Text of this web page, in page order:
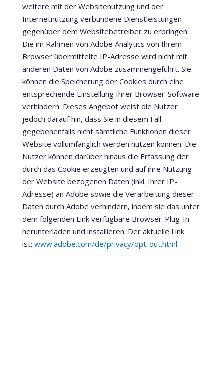
weitere mit der Websitenutzung und der
Internetnutzung verbundene Dienstleistungen
gegenüber dem Websitebetreiber zu erbringen.
Die im Rahmen von Adobe Analytics von Ihrem
Browser übermittelte IP-Adresse wird nicht mit
anderen Daten von Adobe zusammengeführt. Sie
können die Speicherung der Cookies durch eine
entsprechende Einstellung Ihrer Browser-Software
verhindern. Dieses Angebot weist die Nutzer
jedoch darauf hin, dass Sie in diesem Fall
gegebenenfalls nicht sämtliche Funktionen dieser
Website vollumfänglich werden nutzen können. Die
Nutzer können darüber hinaus die Erfassung der
durch das Cookie erzeugten und auf ihre Nutzung
der Website bezogenen Daten (inkl. Ihrer IP-
Adresse) an Adobe sowie die Verarbeitung dieser
Daten durch Adobe verhindern, indem sie das unter
dem folgenden Link verfügbare Browser-Plug-In
herunterladen und installieren. Der aktuelle Link
ist: www.adobe.com/de/privacy/opt-out.html